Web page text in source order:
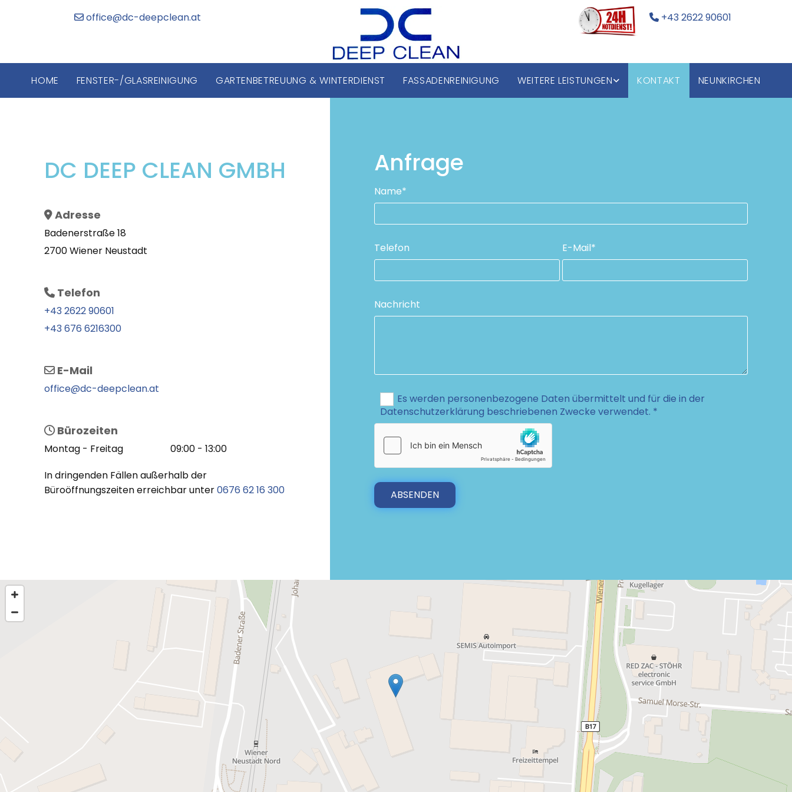
office@dc-deepclean.at  +43 2622 90601
HOME FENSTER-/GLASREINIGUNG GARTENBETREUUNG & WINTERDIENST FASSADENREINIGUNG WEITERE LEISTUNGEN KONTAKT NEUNKIRCHEN
DC DEEP CLEAN GMBH
 Adresse
Badenerstraße 18
2700 Wiener Neustadt
 Telefon
+43 2622 90601
+43 676 6216300
 E-Mail
office@dc-deepclean.at
Bürozeiten
Montag - Freitag
09:00 - 13:00
In dringenden Fällen außerhalb der
Büroöffnungszeiten erreichbar unter0676 62 16 300
Anfrage
Name*
Telefon E-Mail*
Nachricht
Es werden personenbezogene Daten übermittelt und für die in der
Datenschutzerklärung beschriebenen Zwecke verwendet. *